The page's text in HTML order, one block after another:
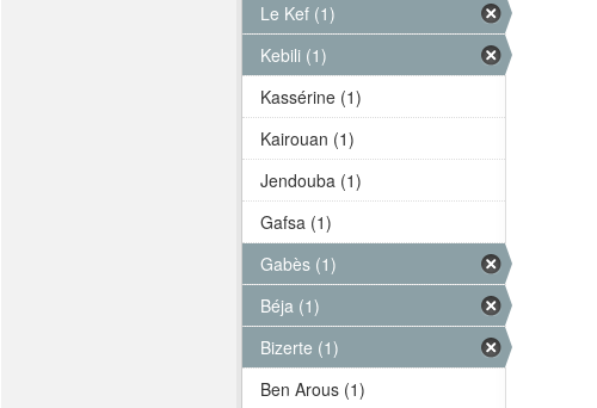
Le Kef (1)
Kebili (1)
Kassérine (1)
Kairouan (1)
Jendouba (1)
Gafsa (1)
Gabès (1)
Béja (1)
Bizerte (1)
Ben Arous (1)